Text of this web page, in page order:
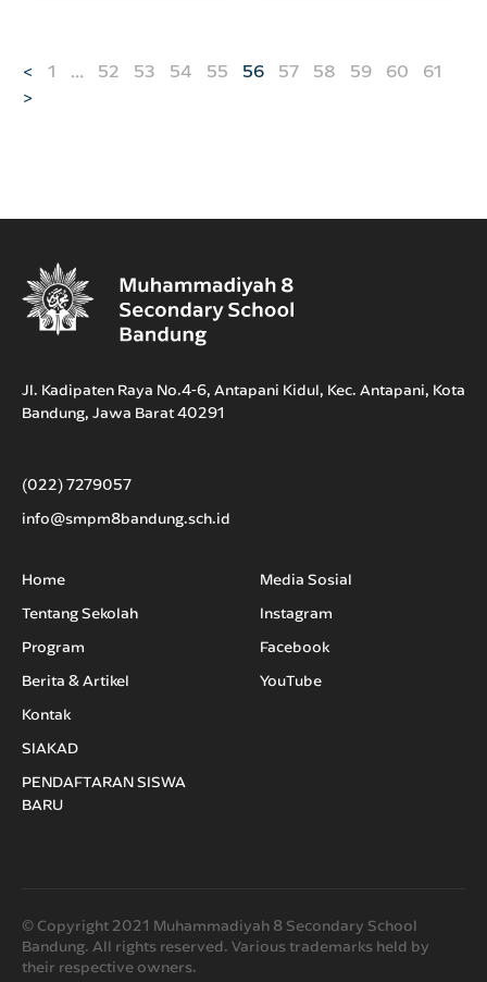
Paginasi pos
< 1 … 52 53 54 55 56 57 58 59 60
61
>
Jl. Kadipaten Raya No.4-6, Antapani Kidul, Kec. Antapani, Kota
Bandung, Jawa Barat 40291
(022) 7279057
info@smpm8bandung.sch.id
Home
Tentang Sekolah
Program
Berita & Artikel
Kontak
SIAKAD
PENDAFTARAN SISWA
BARU
Media Sosial
Instagram
Facebook
YouTube
© Copyright 2021 Muhammadiyah 8 Secondary School
Bandung. All rights reserved. Various trademarks held by
their respective owners.